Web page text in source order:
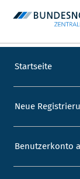
Startseite
Neue
Benutzerkonto